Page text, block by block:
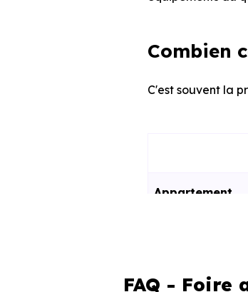
Combien
C'est souvent la
Appartement
Ces prix varient
FAQ - Foire